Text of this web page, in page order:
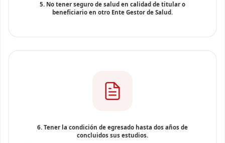
5. No tener seguro de salud en calidad de titular o
beneficiario en otro Ente Gestor de Salud.
6. Tener la condición de egresado hasta dos años de
concluidos sus estudios.